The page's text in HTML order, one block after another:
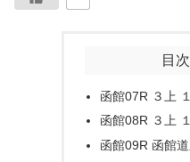
目次
函館07R ３上
函館08R ３上
函館09R 函館